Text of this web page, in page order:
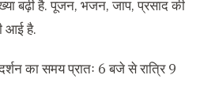
बढ़ी है. पूजन, भजन, जाप, प्रसाद की
आई है.
का समय प्रातः 6 बजे से रात्रि 9